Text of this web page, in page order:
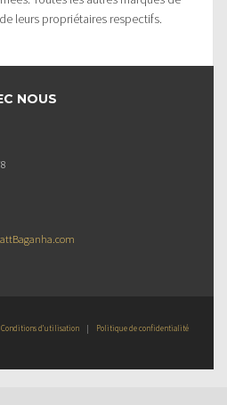
leurs propriétaires respectifs.
NOUS
Conditions d’utilisation | Politique de confidentialité